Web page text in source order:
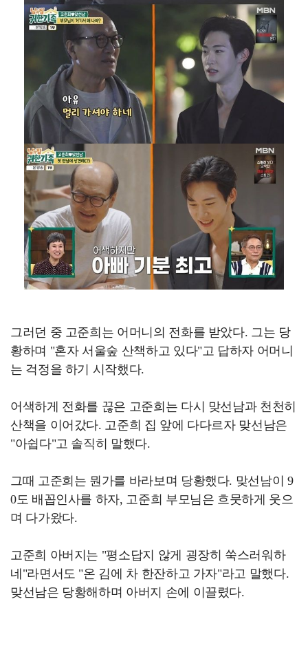
그러던 중 고준희는 어머니의 전화를 받았다. 그는 당
황하며 "혼자 서울숲 산책하고 있다"고 답하자 어머니
는 걱정을 하기 시작했다.
어색하게 전화를 끊은 고준희는 다시 맞선남과 천천히
산책을 이어갔다. 고준희 집 앞에 다다르자 맞선남은
"아쉽다"고 솔직히 말했다.
그때 고준희는 뭔가를 바라보며 당황했다. 맞선남이 9
0도 배꼽인사를 하자, 고준희 부모님은 흐뭇하게 웃으
며 다가왔다.
고준희 아버지는 "평소답지 않게 굉장히 쑥스러워하
네"라면서도 "온 김에 차 한잔하고 가자"라고 말했다.
맞선남은 당황해하며 아버지 손에 이끌렸다.